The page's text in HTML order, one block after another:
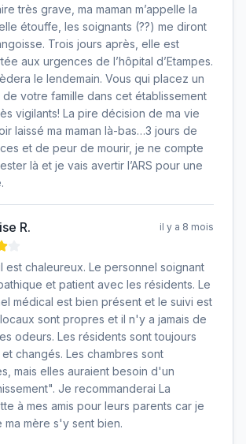
très grave, ma maman m’appelle la
étouffe, les soignants (??) me diront
Trois jours après, elle est
aux urgences de l’hôpital d’Etampes.
le lendemain. Vous qui placez un
de votre famille dans cet établissement
vigilants! La pire décision de ma vie
laissé ma maman là-bas…3 jours de
et de peur de mourir, je ne compte
là et je vais avertir l’ARS pour une
R. il y a 8 mois
est chaleureux. Le personnel soignant
et patient avec les résidents. Le
médical est bien présent et le suivi est
sont propres et il n'y a jamais de
odeurs. Les résidents sont toujours
changés. Les chambres sont
mais elles auraient besoin d'un
Je recommanderai La
à mes amis pour leurs parents car je
ma mère s'y sent bien.